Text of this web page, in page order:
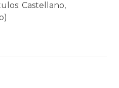
Castellano,